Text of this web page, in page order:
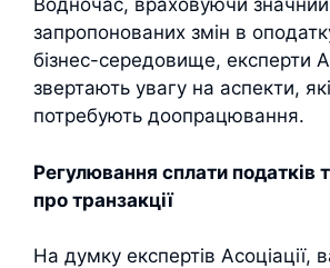
Водночас, враховуючи
запропонованих змін в
бізнес-середовище, експерти
звертають увагу на аспекти,
потребують доопрацювання.
Регулювання сплати податків
про транзакції
На думку експертів Асоціації,